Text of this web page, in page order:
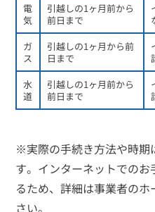
電
気
引越しの1ヶ月前から
前日まで
ガ
ス
引越しの1ヶ月から前
日まで
水
道
引越しの1ヶ月前から
前日まで
※実際の手続き方法や時期
す。インターネットでの
るため、詳細は事業者の
さい。